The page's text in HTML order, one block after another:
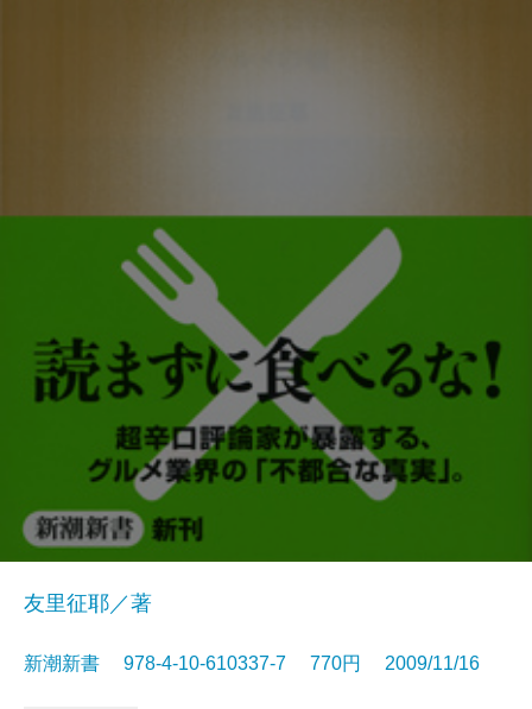
友里征耶／著
新潮新書 978-4-10-610337-7 770円 2009/11/16